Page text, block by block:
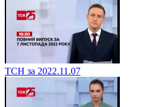
ТСН за 2022.11.07